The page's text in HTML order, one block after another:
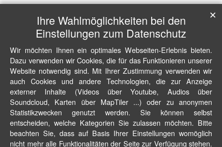
Ihre Wahlmöglichkeiten bei den
Einstellungen zum Datenschutz
Wir möchten Ihnen ein optimales Webseiten-Erlebnis bieten.
Dazu verwenden wir Cookies, die für das Funktionieren unserer
Website notwendig sind. Mit Ihrer Zustimmung verwenden wir
auch Cookies und andere Technologien, die zur Anzeige
externer Inhalte (Videos über Youtube, Audios über
Soundcloud, Karten über MapTiler ...) oder zu anonymen
Statistikzwecken genutzt werden. Sie können selbst
entscheiden, welche Kategorien Sie zulassen möchten. Bitte
beachten Sie, dass auf Basis Ihrer Einstellungen womöglich
nicht mehr alle Funktionalitäten der Seite zur Verfügung stehen.
✕